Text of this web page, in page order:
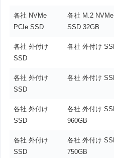
各社 NVMe
PCIe SSD
各社 M.2
SSD 32GB
各社 外付け
SSD
各社 外付け
各社 外付け
SSD
各社 外付け
各社 外付け
SSD
各社 外付け
960GB
各社 外付け
SSD
各社 外付け
750GB